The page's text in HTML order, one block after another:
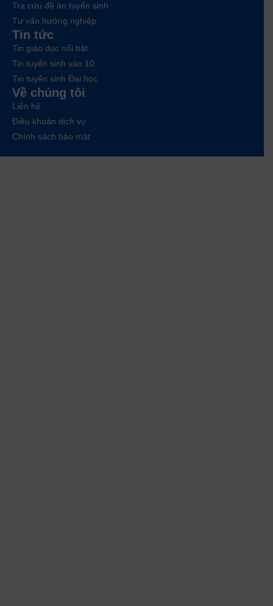
Tra cứu đề án tuyển sinh
Tư vấn hướng nghiệp
Tin tức
Tin giáo dục nổi bật
Tin tuyển sinh vào 10
Tin tuyển sinh Đại học
Về chúng tôi
Liên hệ
Điều khoản dịch vụ
Chính sách bảo mật